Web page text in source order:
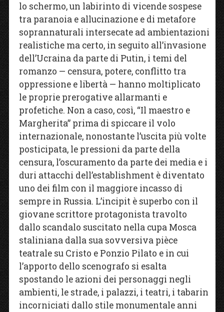
lo schermo, un labirinto di vicende sospese
tra paranoia e allucinazione e di metafore
soprannaturali intersecate ad ambientazioni
realistiche ma certo, in seguito all’invasione
dell’Ucraina da parte di Putin, i temi del
romanzo — censura, potere, conflitto tra
oppressione e libertà — hanno moltiplicato
le proprie prerogative allarmanti e
profetiche. Non a caso, così, “Il maestro e
Margherita” prima di spiccare il volo
internazionale, nonostante l’uscita più volte
posticipata, le pressioni da parte della
censura, l’oscuramento da parte dei media e i
duri attacchi dell’establishment è diventato
uno dei film con il maggiore incasso di
sempre in Russia. L’incipit è superbo con il
giovane scrittore protagonista travolto
dallo scandalo suscitato nella cupa Mosca
staliniana dalla sua sovversiva pièce
teatrale su Cristo e Ponzio Pilato e in cui
l’apporto dello scenografo si esalta
spostando le azioni dei personaggi negli
ambienti, le strade, i palazzi, i teatri, i tabarin
incorniciati dallo stile monumentale anni